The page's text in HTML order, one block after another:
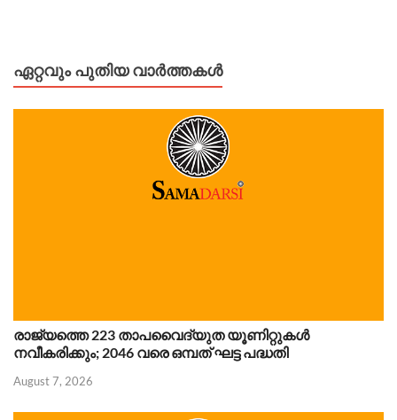
ഏറ്റവും പുതിയ വാർത്തകൾ
രാജ്യത്തെ 223 താപവൈദ്യുത യൂണിറ്റുകൾ
നവീകരിക്കും; 2046 വരെ ഒമ്പത് ഘട്ട പദ്ധതി
August 7, 2026